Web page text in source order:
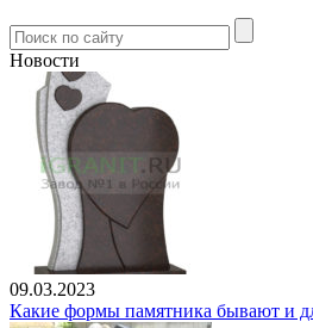
Новости
09.03.2023
Какие формы памятника бывают и